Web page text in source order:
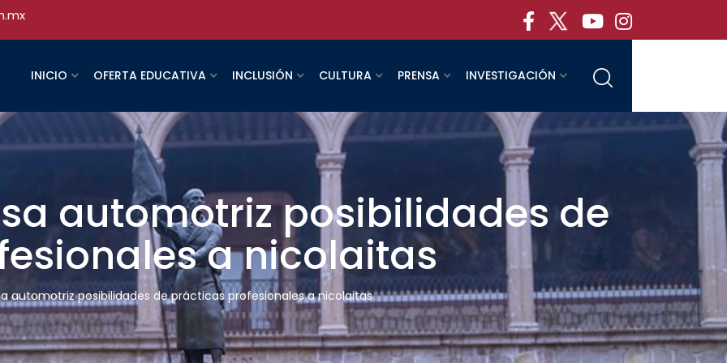
INICIO OFERTA EDUCATIVA INCLUSIÓN CULTURA PRENSA INVESTIGACIÓN
automotriz posibilidades de
a nicolaitas
automotriz posibilidades de prácticas profesionales a nicolaitas